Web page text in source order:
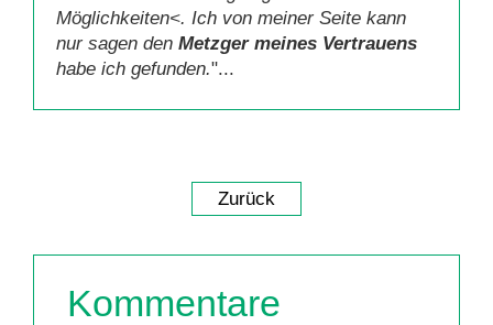
Möglichkeiten<. Ich von meiner Seite kann
nur sagen den Metzger meines Vertrauens
habe ich gefunden."...
Zurück
Kommentare